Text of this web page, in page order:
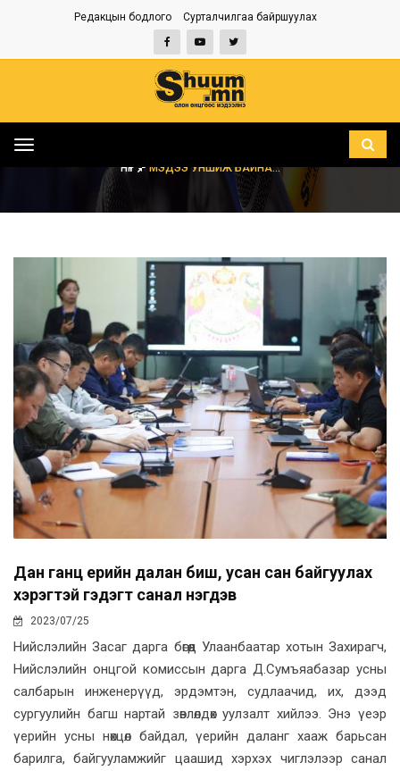
Редакцын бодлого Сурталчилгаа байршуулах
Toggle
НҮҮР МЭДЭЭ УНШИЖ БАЙНА...
Дан ганц үерийн далан биш, усан сан байгуулах
хэрэгтэй гэдэгт санал нэгдэв
2023/07/25
Нийслэлийн Засаг дарга бөгөөд Улаанбаатар хотын Захирагч,
Нийслэлийн онцгой комиссын дарга Д.Сумъяабазар усны
салбарын инженерүүд, эрдэмтэн, судлаачид, их, дээд
сургуулийн багш нартай зөвлөлдөх уулзалт хийлээ. Энэ үеэр
үерийн усны нөхцөл байдал, үерийн даланг хааж барьсан
барилга, байгууламжийг цаашид хэрхэх чиглэлээр санал